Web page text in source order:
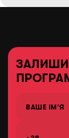
ВАШЕ ІМ’Я